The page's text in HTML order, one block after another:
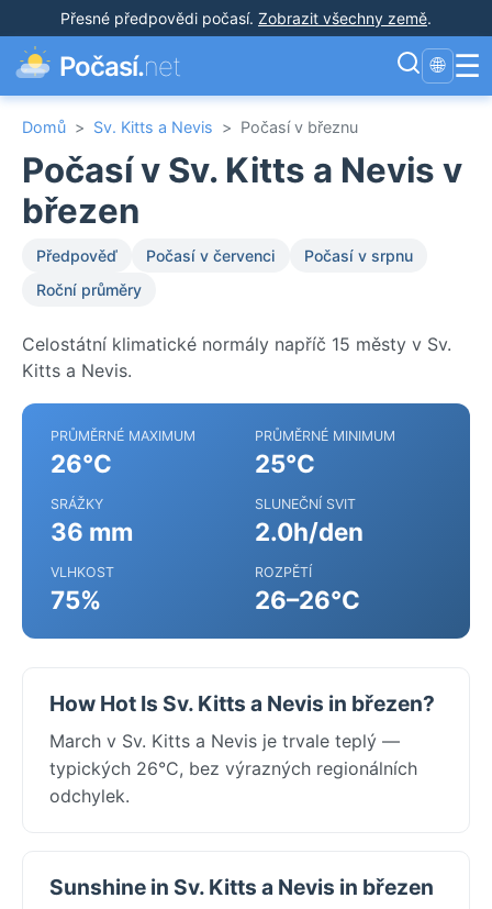
Přesné předpovědi počasí. Zobrazit všechny země.
Počasí.net 🌐 ☰
Domů > Sv. Kitts a Nevis > Počasí v březnu
Počasí v Sv. Kitts a Nevis v
březen
Předpověď Počasí v červenci
Počasí v srpnu
Roční průměry
Celostátní klimatické normály napříč 15 městy v Sv.
Kitts a Nevis.
PRŮMĚRNÉ MAXIMUM
26°C
PRŮMĚRNÉ MINIMUM
25°C
SRÁŽKY
36 mm
SLUNEČNÍ SVIT
2.0h/den
VLHKOST
75%
ROZPĚTÍ
26–26°C
How Hot Is Sv. Kitts a Nevis in březen?
March v Sv. Kitts a Nevis je trvale teplý —
typických 26°C, bez výrazných regionálních
odchylek.
Sunshine in Sv. Kitts a Nevis in březen